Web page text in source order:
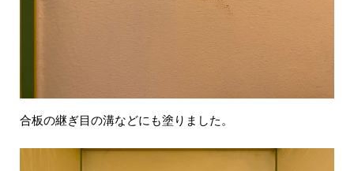
合板の継ぎ目の溝などにも塗りました。